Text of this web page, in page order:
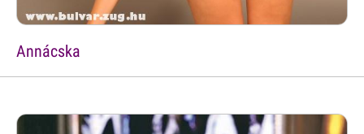
Annácska